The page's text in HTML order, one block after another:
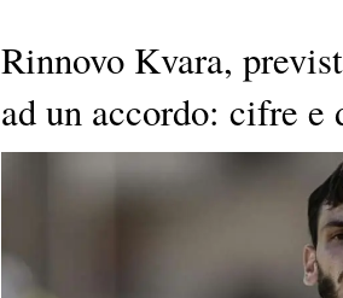
Rinnovo Kvara,
ad un accordo: cifre e